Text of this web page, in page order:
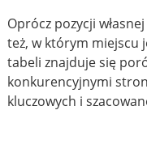
Oprócz pozycji
też, w którym miejscu
tabeli znajduje się
konkurencyjnymi
kluczowych i